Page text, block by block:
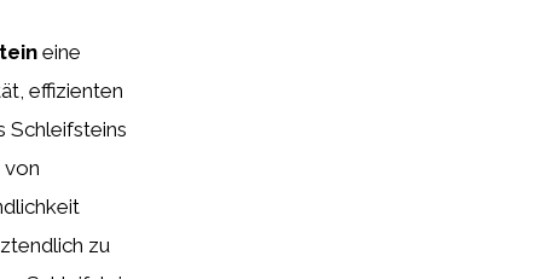
eine
effizienten
Schleifsteins
von
zu